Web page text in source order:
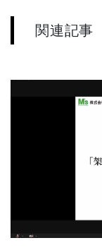
関連記事